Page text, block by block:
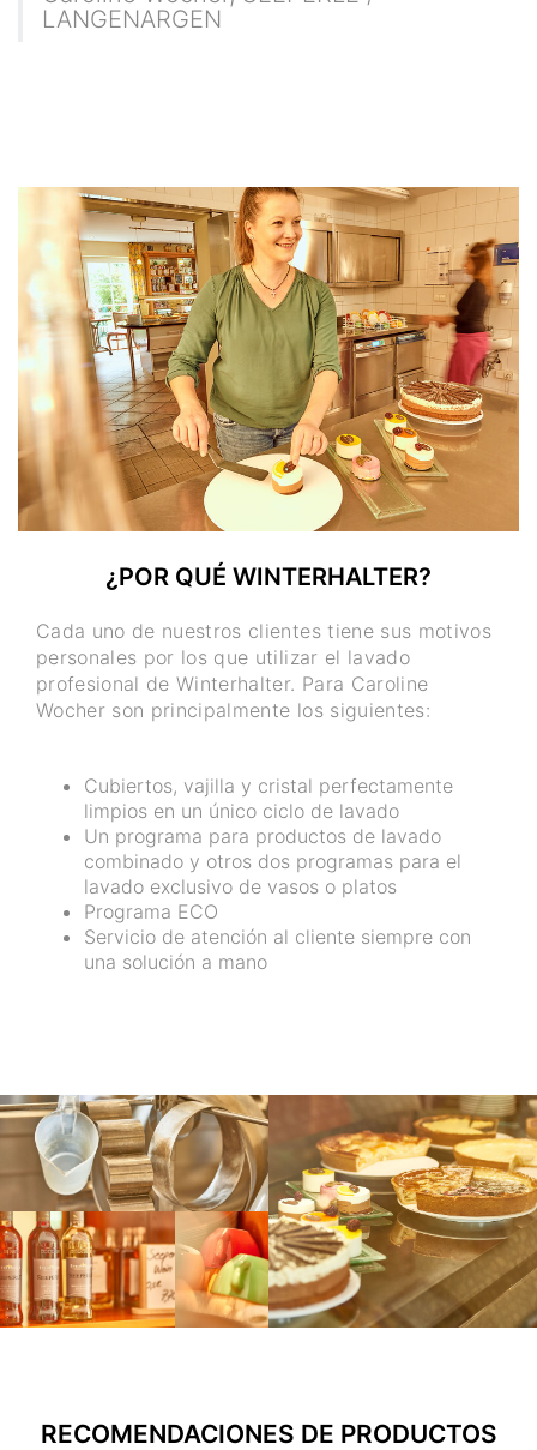
LANGENARGEN
¿POR QUÉ WINTERHALTER?
Cada uno de nuestros clientes tiene sus motivos
personales por los que utilizar el lavado
profesional de Winterhalter. Para Caroline
Wocher son principalmente los siguientes:
Cubiertos, vajilla y cristal perfectamente
limpios en un único ciclo de lavado
Un programa para productos de lavado
combinado y otros dos programas para el
lavado exclusivo de vasos o platos
Programa ECO
Servicio de atención al cliente siempre con
una solución a mano
RECOMENDACIONES DE PRODUCTOS